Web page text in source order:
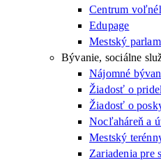
Centrum
Edupage
Mestský
Bývanie, sociálne
Nájomné
Žiadosť o
Žiadosť o
Nocľaháreň a
Mestský
Zariadenia pre